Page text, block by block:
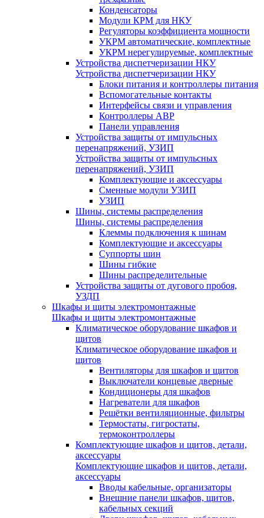
Конденсаторы
Модули КРМ для НКУ
Регуляторы коэффициента мощности
УКРМ автоматические, комплектные
УКРМ нерегулируемые, комплектные
Устройства диспетчеризации НКУ
Устройства диспетчеризации НКУ
Блоки питания и контроллеры питания
Вспомогательные контакты
Интерфейсы связи и управления
Контроллеры АВР
Панели управления
Устройства защиты от импульсных
перенапряжений, УЗИП
Устройства защиты от импульсных
перенапряжений, УЗИП
Комплектующие и аксессуары
Сменные модули УЗИП
УЗИП
Шины, системы распределения
Шины, системы распределения
Клеммы подключения к шинам
Комплектующие и аксессуары
Суппорты шин
Шины гибкие
Шины распределительные
Устройства защиты от дугового пробоя,
УЗДП
Шкафы и щиты электромонтажные
Шкафы и щиты электромонтажные
Климатическое оборудование шкафов и
щитов
Климатическое оборудование шкафов и
щитов
Вентиляторы для шкафов и щитов
Выключатели концевые дверные
Кондиционеры для шкафов
Нагреватели для шкафов
Решётки вентиляционные, фильтры
Термостаты, гигростаты,
термоконтроллеры
Комплектующие шкафов и щитов, детали,
аксессуары
Комплектующие шкафов и щитов, детали,
аксессуары
Вводы кабельные, организаторы
Внешние панели шкафов, щитов,
кабельных секций